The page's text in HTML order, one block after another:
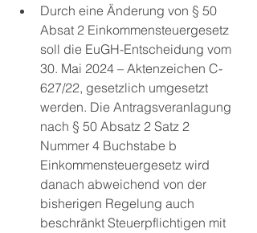
Durch eine Änderung von § 50
Absat 2 Einkommensteuergesetz
soll die EuGH-Entscheidung vom
30. Mai 2024 – Aktenzeichen C-
627/22, gesetzlich umgesetzt
werden. Die Antragsveranlagung
nach § 50 Absatz 2 Satz 2
Nummer 4 Buchstabe b
Einkommensteuergesetz wird
danach abweichend von der
bisherigen Regelung auch
beschränkt Steuerpflichtigen mit